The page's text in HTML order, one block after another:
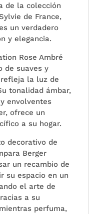
de la colección
de France,
un verdadero
y elegancia.
Rose Ambré
de suaves y
la luz de
tonalidad ámbar,
envolventes
ofrece un
a su hogar.
decorativo de
Berger
un recambio de
su espacio en un
el arte de
a su
perfuma,